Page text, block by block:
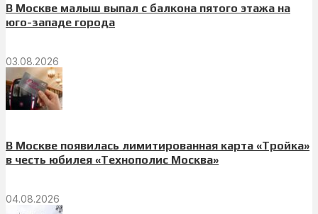
В Москве малыш выпал с балкона пятого этажа на
юго-западе города
03.08.2026
В Москве появилась лимитированная карта «Тройка»
в честь юбилея «Технополис Москва»
04.08.2026